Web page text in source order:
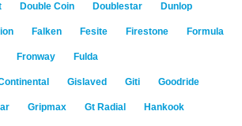
Double Coin Doublestar Dunlop
Falken Fesite Firestone Formula
Fronway Fulda
Gislaved Giti Goodride
Gripmax Gt Radial Hankook